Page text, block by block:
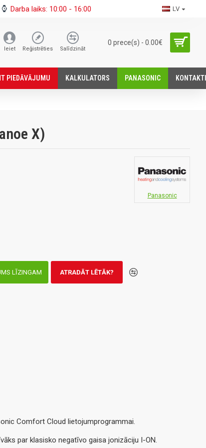
Darba laiks: 10:00 - 16:00 LV
Ieiet Reģistrēties Salīdzināt
0 prece(s) - 0.00€
PIEDĀVĀJUMU KALKULATORS PANASONIC KONTAKTI
X)
Panasonic
LĪZINGAM ATRADĀT LĒTĀK?
Comfort Cloud lietojumprogrammai.
par klasisko negatīvo gaisa jonizāciju I-ON.